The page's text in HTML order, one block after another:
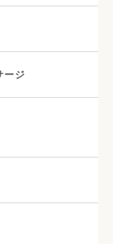
ージ